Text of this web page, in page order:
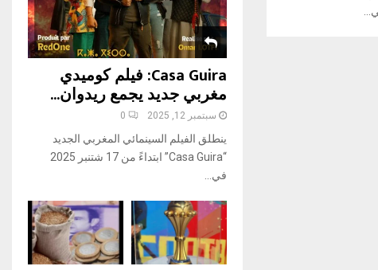
Casa Guira: فيلم كوميدي
مغربي جديد يجمع ريدوان...
سبتمبر 12, 2025 0
ينطلق الفيلم السينمائي المغربي الجديد
“Casa Guira” ابتداءً من 17 شتنبر 2025
في...